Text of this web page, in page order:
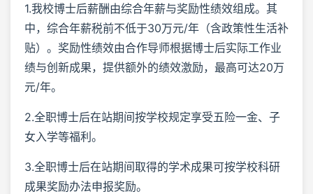
1.我校博士后薪酬由综合年薪与奖励性绩效组成。其
中，综合年薪税前不低于30万元/年（含政策性生活补
贴）。奖励性绩效由合作导师根据博士后实际工作业
绩与创新成果，提供额外的绩效激励，最高可达20万
元/年。
2.全职博士后在站期间按学校规定享受五险一金、子
女入学等福利。
3.全职博士后在站期间取得的学术成果可按学校科研
成果奖励办法申报奖励。